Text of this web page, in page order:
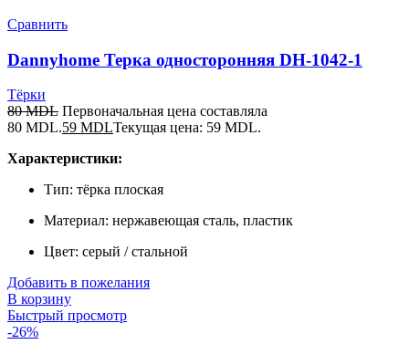
Сравнить
Dannyhome Терка односторонняя DH-1042-1
Тёрки
80MDL Первоначальная цена составляла
80 MDL.59 MDLТекущая цена: 59 MDL.
Характеристики:
Тип: тёрка плоская
Материал: нержавеющая сталь, пластик
Цвет: серый / стальной
Добавить в пожелания
В корзину
Быстрый просмотр
-26%